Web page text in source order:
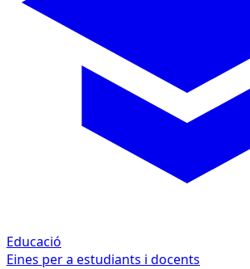
Educació
Eines per a estudiants i docents